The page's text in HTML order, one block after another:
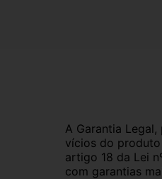
A Garantia
vícios do
artigo 18 da Lei
com garantias